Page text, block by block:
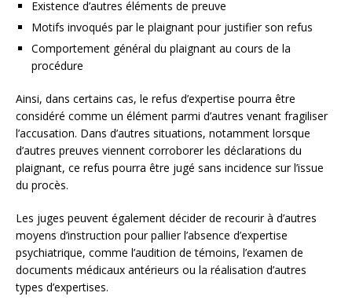
Existence d’autres éléments de preuve
Motifs invoqués par le plaignant pour justifier son refus
Comportement général du plaignant au cours de la
procédure
Ainsi, dans certains cas, le refus d’expertise pourra être
considéré comme un élément parmi d’autres venant fragiliser
l’accusation. Dans d’autres situations, notamment lorsque
d’autres preuves viennent corroborer les déclarations du
plaignant, ce refus pourra être jugé sans incidence sur l’issue
du procès.
Les juges peuvent également décider de recourir à d’autres
moyens d’instruction pour pallier l’absence d’expertise
psychiatrique, comme l’audition de témoins, l’examen de
documents médicaux antérieurs ou la réalisation d’autres
types d’expertises.